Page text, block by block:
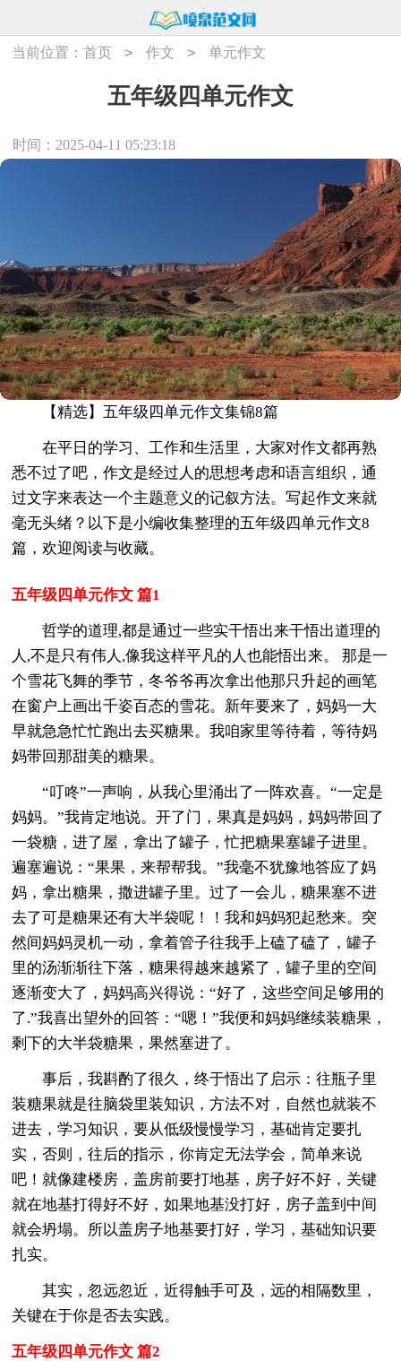
当前位置：首页 > 作文 > 单元作文
五年级四单元作文
时间：2025-04-11 05:23:18
【精选】五年级四单元作文集锦8篇
在平日的学习、工作和生活里，大家对作文都再熟
悉不过了吧，作文是经过人的思想考虑和语言组织，通
过文字来表达一个主题意义的记叙方法。写起作文来就
毫无头绪？以下是小编收集整理的五年级四单元作文8
篇，欢迎阅读与收藏。
五年级四单元作文 篇1
哲学的道理,都是通过一些实干悟出来干悟出道理的
人,不是只有伟人,像我这样平凡的人也能悟出来。 那是一
个雪花飞舞的季节，冬爷爷再次拿出他那只升起的画笔
在窗户上画出千姿百态的雪花。新年要来了，妈妈一大
早就急急忙忙跑出去买糖果。我咱家里等待着，等待妈
妈带回那甜美的糖果。
“叮咚”一声响，从我心里涌出了一阵欢喜。“一定是
妈妈。”我肯定地说。开了门，果真是妈妈，妈妈带回了
一袋糖，进了屋，拿出了罐子，忙把糖果塞罐子进里。
遍塞遍说：“果果，来帮帮我。”我毫不犹豫地答应了妈
妈，拿出糖果，撒进罐子里。过了一会儿，糖果塞不进
去了可是糖果还有大半袋呢！！我和妈妈犯起愁来。突
然间妈妈灵机一动，拿着管子往我手上磕了磕了，罐子
里的汤渐渐往下落，糖果得越来越紧了，罐子里的空间
逐渐变大了，妈妈高兴得说：“好了，这些空间足够用的
了.”我喜出望外的回答：“嗯！”我便和妈妈继续装糖果，
剩下的大半袋糖果，果然塞进了。
事后，我斟酌了很久，终于悟出了启示：往瓶子里
装糖果就是往脑袋里装知识，方法不对，自然也就装不
进去，学习知识，要从低级慢慢学习，基础肯定要扎
实，否则，往后的指示，你肯定无法学会，简单来说
吧！就像建楼房，盖房前要打地基，房子好不好，关键
就在地基打得好不好，如果地基没打好，房子盖到中间
就会坍塌。所以盖房子地基要打好，学习，基础知识要
扎实。
其实，忽远忽近，近得触手可及，远的相隔数里，
关键在于你是否去实践。
五年级四单元作文 篇2